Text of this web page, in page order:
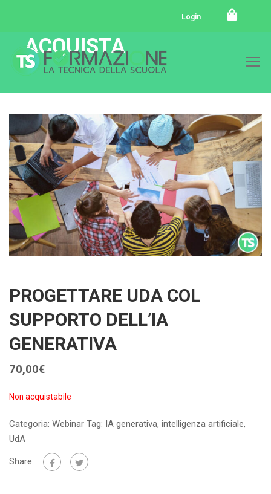
Login
ACQUISTA
PROGETTARE UDA COL
SUPPORTO DELL’IA
GENERATIVA
70,00€
Non acquistabile
Categoria: Webinar Tag: IA generativa, intelligenza artificiale,
UdA
Share: